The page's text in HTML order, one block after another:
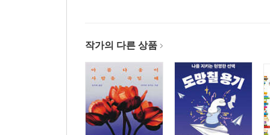
작가의 다른 상품